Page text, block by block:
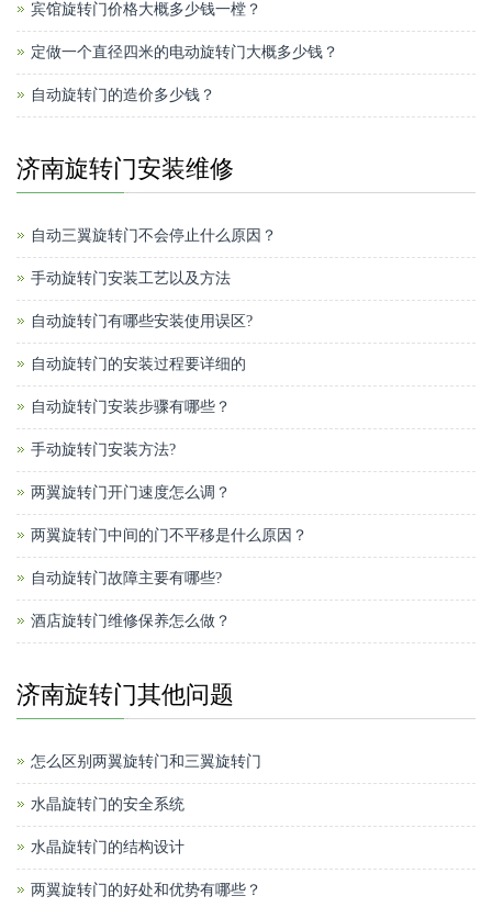
宾馆旋转门价格大概多少钱一樘？
定做一个直径四米的电动旋转门大概多少钱？
自动旋转门的造价多少钱？
济南旋转门安装维修
自动三翼旋转门不会停止什么原因？
手动旋转门安装工艺以及方法
自动旋转门有哪些安装使用误区?
自动旋转门的安装过程要详细的
自动旋转门安装步骤有哪些？
手动旋转门安装方法?
两翼旋转门开门速度怎么调？
两翼旋转门中间的门不平移是什么原因？
自动旋转门故障主要有哪些?
酒店旋转门维修保养怎么做？
济南旋转门其他问题
怎么区别两翼旋转门和三翼旋转门
水晶旋转门的安全系统
水晶旋转门的结构设计
两翼旋转门的好处和优势有哪些？